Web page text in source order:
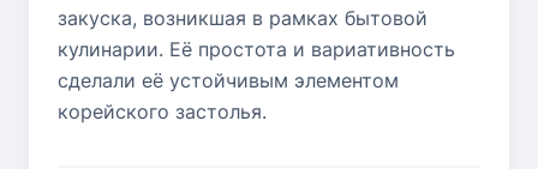
закуска, возникшая в рамках бытовой
кулинарии. Её простота и вариативность
сделали её устойчивым элементом
корейского застолья.